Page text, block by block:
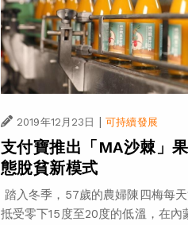
2019年12月23日 | 可持續發展
支付寶推出「MA沙棘」
態脫貧新模式
踏入冬季，57歲的農婦陳四梅每
抵受零下15度至20度的低溫，在內